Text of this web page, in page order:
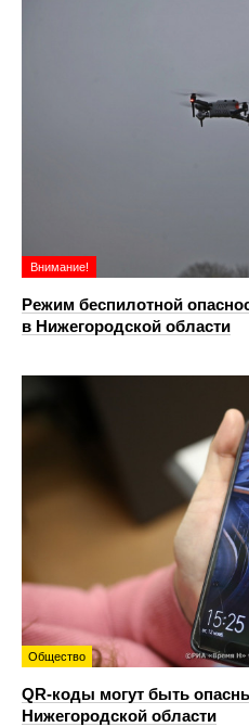
Внимание!
Режим беспилотной
в Нижегородской области
Общество
QR-коды могут быть
Нижегородской области